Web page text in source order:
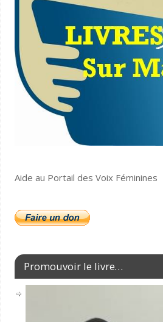
Aide au Portail des Voix Féminines
Promouvoir le livre…